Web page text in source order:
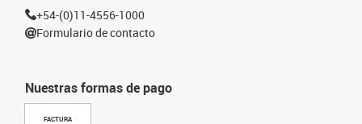
Nuestras formas de pago
FACTURA
+54-(0)11-4556-1000
Formulario de contacto